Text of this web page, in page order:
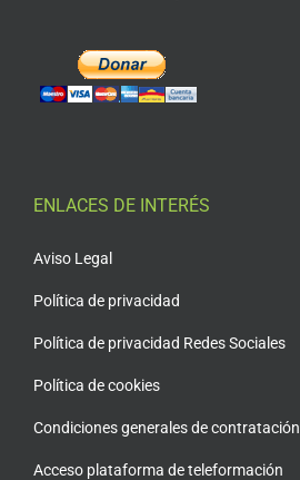
ENLACES DE INTERÉS
Aviso Legal
Política de privacidad
Política de privacidad Redes Sociales
Política de cookies
Condiciones generales de contratación
Acceso plataforma de teleformación